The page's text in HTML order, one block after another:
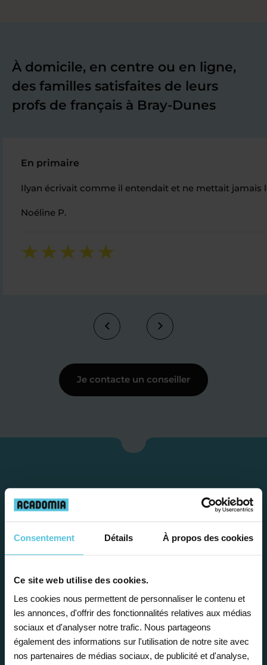
Consentement Détails À propos des cookies
Ce site web utilise des cookies.
Les cookies nous permettent de personnaliser le contenu et
les annonces, d'offrir des fonctionnalités relatives aux médias
sociaux et d'analyser notre trafic. Nous partageons
également des informations sur l'utilisation de notre site avec
nos partenaires de médias sociaux, de publicité et d'analyse,
À domicile, en centre ou en ligne,
des familles satisfaites de leurs
profs de français à Bray-Dunes
En primaire
Ilyan écrivait comme il entendait et ne mettait jamais
Noéline P.
Je contacte un conseiller
Étape 1
Je vous propose un
bilan personnalisé